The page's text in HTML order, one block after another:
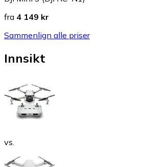
fra 4 149 kr
Sammenlign alle priser
Innsikt
vs.